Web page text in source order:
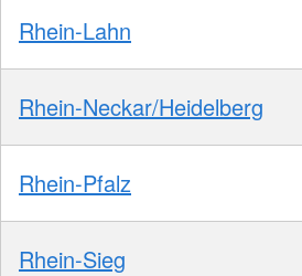
Rhein-Lahn
Rhein-Neckar/Heidelberg
Rhein-Pfalz
Rhein-Sieg